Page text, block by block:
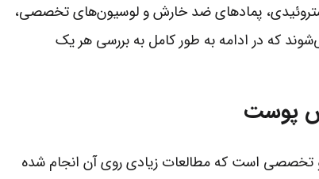
پمادهای ضد خارش و لوسیون‌های تخصصی،
که در ادامه به طور کامل به بررسی هر یک
پوست
تخصصی است که مطالعات زیادی روی آن انجام شده